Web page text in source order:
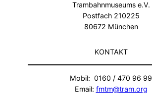
Trambahnmuseums e.V.
Postfach 210225
80672 München
KONTAKT
Mobil: 0160 / 470 96 99
Email: fmtm@tram.org